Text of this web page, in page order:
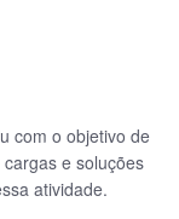
com o objetivo de
e soluções
atividade.